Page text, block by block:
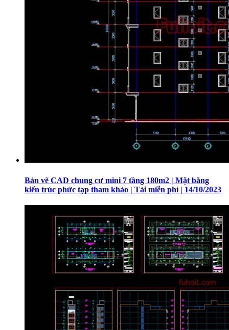
Bản vẽ CAD chung cư mini 7 tầng 180m2 | Mặt bằng
kiến trúc phức tạp tham khảo | Tải miễn phí | 14/10/2023